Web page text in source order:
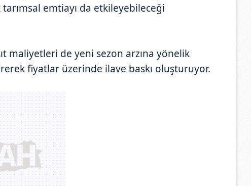
emtiayı da etkileyebileceği
maliyetleri de yeni sezon arzına yönelik
fiyatlar üzerinde ilave baskı oluşturuyor.